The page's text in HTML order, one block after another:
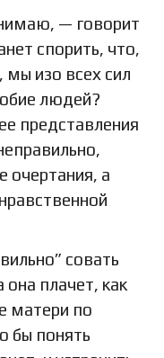
— говорит
спорить, что,
мы изо всех сил
людей?
представления
очертания, а
совать
она плачет, как
матери по
бы понять